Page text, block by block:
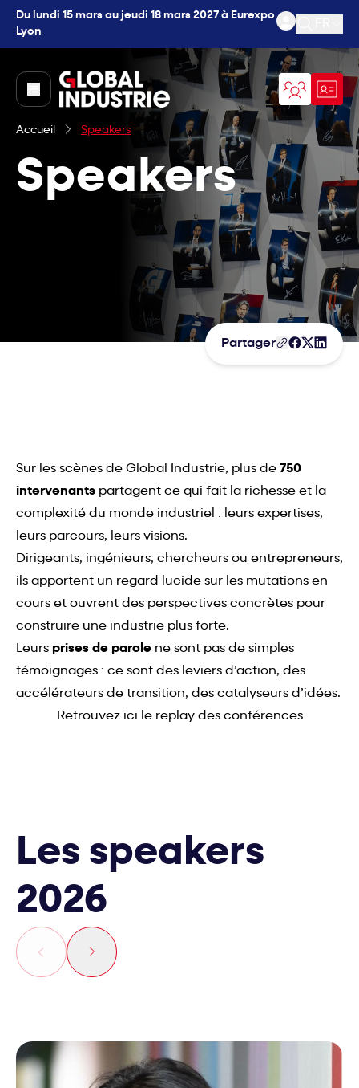
Du lundi 15 mars au jeudi 18 mars 2027 à Eurexpo
Lyon
Ouvrir
page.home
Accueil Speakers
Speakers
Partager
Sur les scènes de Global Industrie, plus de 750
intervenants partagent ce qui fait la richesse et la
complexité du monde industriel : leurs expertises,
leurs parcours, leurs visions.
Dirigeants, ingénieurs, chercheurs ou entrepreneurs,
ils apportent un regard lucide sur les mutations en
cours et ouvrent des perspectives concrètes pour
construire une industrie plus forte.
Leurs prises de parole ne sont pas de simples
témoignages : ce sont des leviers d’action, des
accélérateurs de transition, des catalyseurs d’idées.
Retrouvez ici le replay des conférences
Les speakers
2026